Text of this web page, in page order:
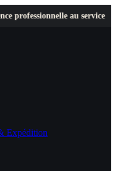
au service de votre
Expédition